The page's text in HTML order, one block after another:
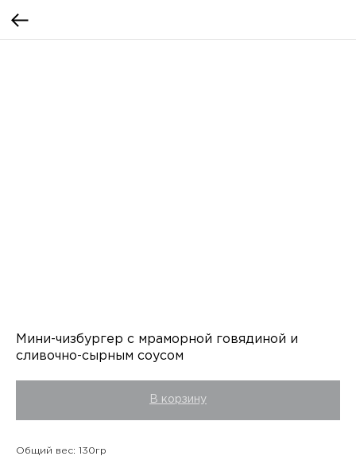
Мини-чизбургер с мраморной говядиной и
сливочно-сырным соусом
В корзину
Общий вес: 130гр